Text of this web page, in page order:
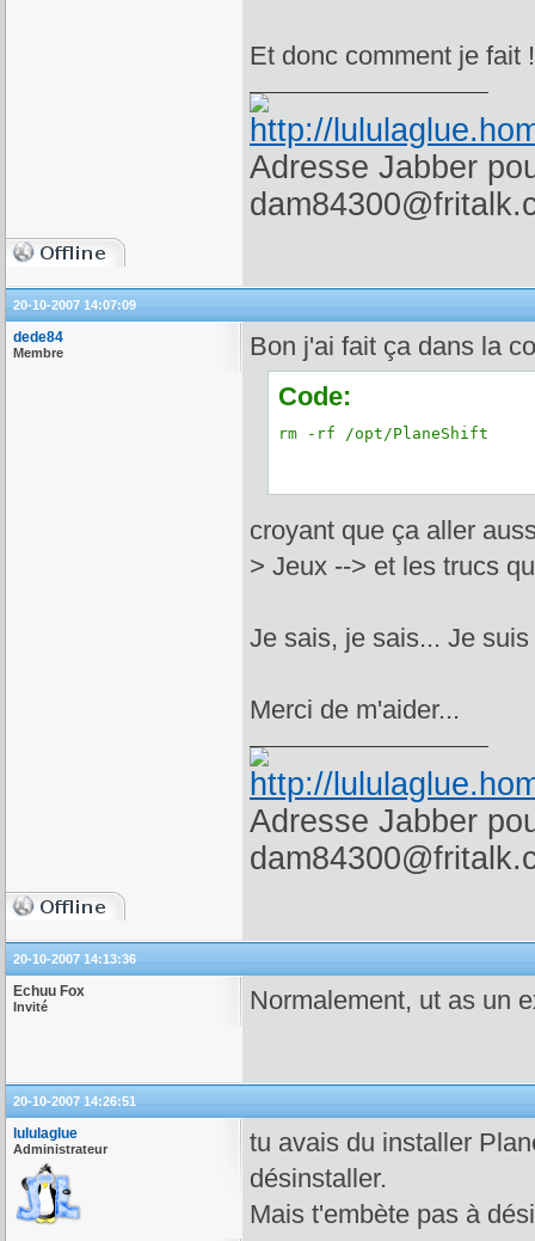
Et donc comment je fait
Adresse Jabber
20-10-2007 14:07:09
dede84
Membre
Bon j'ai fait ça dans la
Code:
rm -rf /opt/PlaneShift
croyant que ça aller
> Jeux --> et les trucs
Je sais, je sais... Je
Merci de m'aider...
Adresse Jabber
20-10-2007 14:13:36
Echuu Fox
Invité Normalement, ut as un
20-10-2007 14:26:51
lululaglue
Administrateur
tu avais du installer
désinstaller.
Mais t'embète pas à